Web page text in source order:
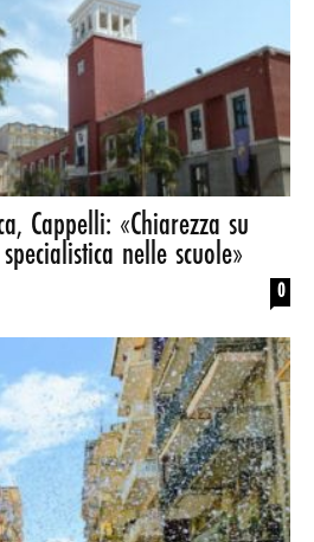
Cappelli: «Chiarezza su
nelle scuole»
0